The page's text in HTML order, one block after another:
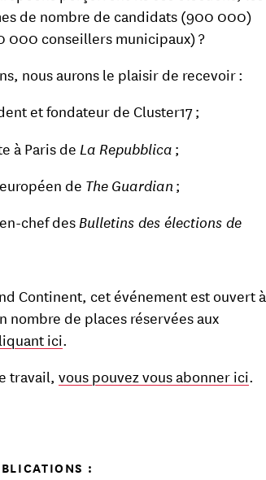
de nombre de candidats (900 000)
000 conseillers municipaux) ?
nous aurons le plaisir de recevoir :
et fondateur de Cluster17 ;
à Paris deLaRepubblica;
de TheGuardian;
chef desBulletins des élections de
Continent, cet événement est ouvert à
nombre de places réservées aux
ici.
travail, vous pouvez vous abonner ici.
: